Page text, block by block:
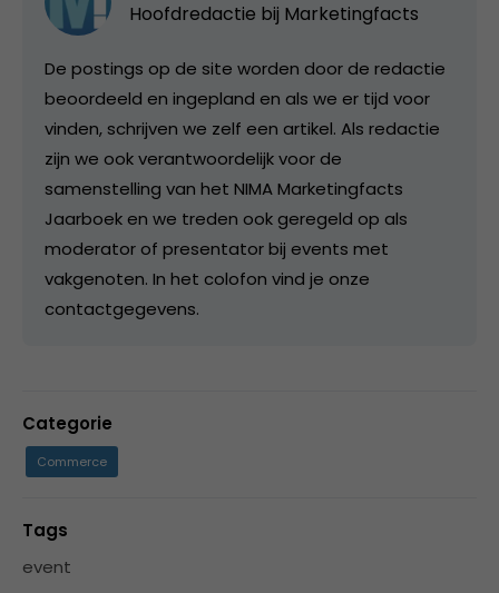
Hoofdredactie bij Marketingfacts
De postings op de site worden door de redactie
beoordeeld en ingepland en als we er tijd voor
vinden, schrijven we zelf een artikel. Als redactie
zijn we ook verantwoordelijk voor de
samenstelling van het NIMA Marketingfacts
Jaarboek en we treden ook geregeld op als
moderator of presentator bij events met
vakgenoten. In het colofon vind je onze
contactgegevens.
Categorie
Commerce
Tags
event